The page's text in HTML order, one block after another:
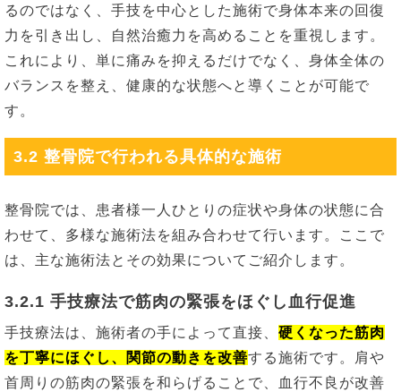
るのではなく、手技を中心とした施術で身体本来の回復
力を引き出し、自然治癒力を高めることを重視します。
これにより、単に痛みを抑えるだけでなく、身体全体の
バランスを整え、健康的な状態へと導くことが可能で
す。
3.2 整骨院で行われる具体的な施術
整骨院では、患者様一人ひとりの症状や身体の状態に合
わせて、多様な施術法を組み合わせて行います。ここで
は、主な施術法とその効果についてご紹介します。
3.2.1 手技療法で筋肉の緊張をほぐし血行促進
手技療法は、施術者の手によって直接、 硬くなった筋肉
を丁寧にほぐし、関節の動きを改善する施術です。肩や
首周りの筋肉の緊張を和らげることで、血行不良が改善